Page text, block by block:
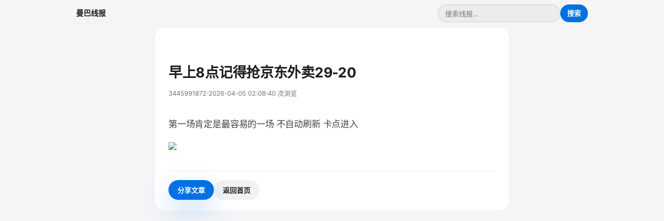
曼巴线报
早上8点记得抢京东外卖29-20
3445991872 2026-04-05 02:08 40 次浏览
第一场肯定是最容易的一场 不自动刷新 卡点进入
分享文章 返回首页